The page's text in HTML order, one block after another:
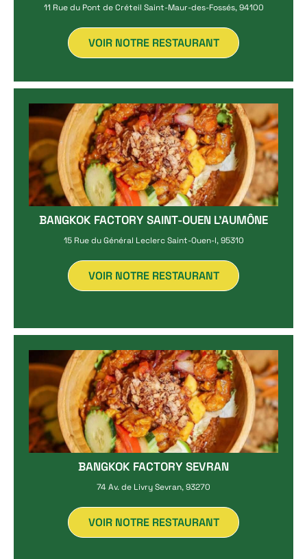
11 Rue du Pont de Créteil Saint-Maur-des-Fossés, 94100
VOIR NOTRE RESTAURANT
BANGKOK FACTORY SAINT-OUEN L'AUMÔNE
15 Rue du Général Leclerc Saint-Ouen-l, 95310
VOIR NOTRE RESTAURANT
BANGKOK FACTORY SEVRAN
74 Av. de Livry Sevran, 93270
VOIR NOTRE RESTAURANT